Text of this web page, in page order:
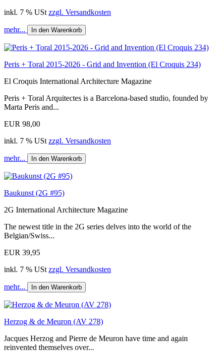
inkl. 7 % USt zzgl. Versandkosten
mehr... In den Warenkorb
Peris + Toral 2015-2026 - Grid and Invention (El Croquis 234)
El Croquis International Architecture Magazine
Peris + Toral Arquitectes is a Barcelona-based studio, founded by
Marta Peris and...
EUR 98,00
inkl. 7 % USt zzgl. Versandkosten
mehr... In den Warenkorb
Baukunst (2G #95)
2G International Architecture Magazine
The newest title in the 2G series delves into the world of the
Belgian/Swiss...
EUR 39,95
inkl. 7 % USt zzgl. Versandkosten
mehr... In den Warenkorb
Herzog & de Meuron (AV 278)
Jacques Herzog and Pierre de Meuron have time and again
reinvented themselves over...